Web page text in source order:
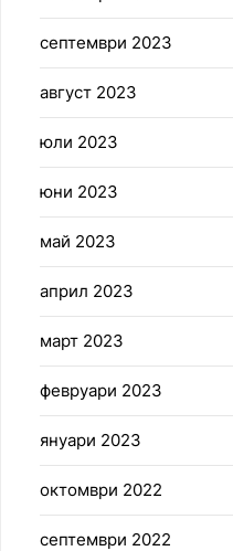
септември 2023
август 2023
юли 2023
юни 2023
май 2023
април 2023
март 2023
февруари 2023
януари 2023
октомври 2022
септември 2022